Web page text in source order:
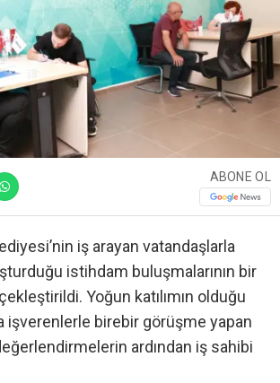
ABONE OL
iş arayan vatandaşlarla
istihdam buluşmalarının bir
Yoğun katılımın olduğu
işverenlerle birebir görüşme yapan
ardından iş sahibi